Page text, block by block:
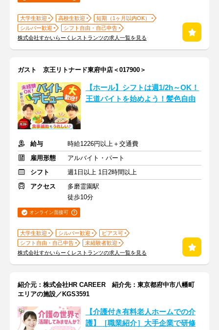
大学生歓迎 高校生歓迎
短期（1ヶ月以内OK）
シルバー歓迎
シフト自由・自己申告
株式会社すかいらーくレストランツの求人一覧を見る
ガスト 京王リトナード東府中店＜017900＞
【ホール】シフトは週1/2h～OK！
王道バイトを始めよう！髪色自由
給与
時給1226円以上＋交通費
雇用形態
アルバイト・パート
シフト
週1日以上 1日2時間以上
アクセス
多磨霊園駅
徒歩10分
オンライン面接可
大学生歓迎 シルバー歓迎
ピアス可
シフト自由・自己申告
未経験者歓迎
株式会社すかいらーくレストランツの求人一覧を見る
紹介元：株式会社HR CAREER 紹介先：東京都府中市八幡町
エリアの施設／KGS3591
【介護付き有料老人ホームでの介
護】［職業紹介］大手企業で研修